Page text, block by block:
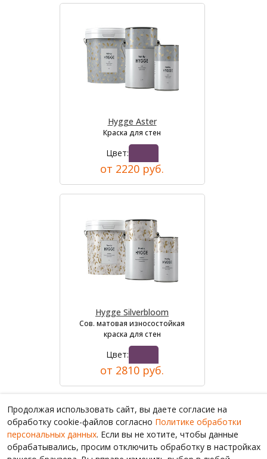
Hygge Aster
Краска для стен
Цвет:
от 2220 руб.
Hygge Silverbloom
Сов. матовая износостойкая
краска для стен
Цвет:
от 2810 руб.
Продолжая использовать сайт, вы даете согласие на
обработку cookie-файлов согласно Политике обработки
персональных данных. Если вы не хотите, чтобы данные
обрабатывались, просим отключить обработку в настройках